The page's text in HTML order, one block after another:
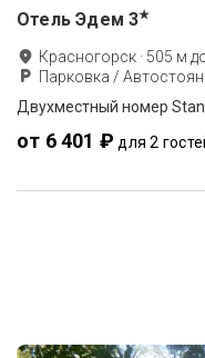
Отель Эдем 3★
Красногорск · 505 м
Парковка /
Двухместный номер
от 6 401 ₽ для 2